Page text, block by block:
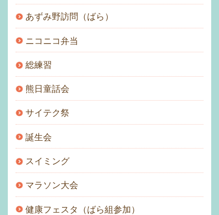
あずみ野訪問（ばら）
ニコニコ弁当
総練習
熊日童話会
サイテク祭
誕生会
スイミング
マラソン大会
健康フェスタ（ばら組参加）